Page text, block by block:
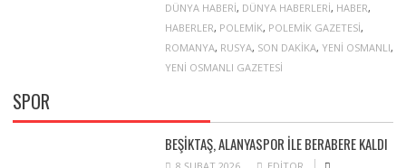
DÜNYA HABERI, DÜNYA HABERLERI, HABER,
HABERLER, POLEMIK, POLEMIK GAZETESI,
ROMANYA, RUSYA, SON DAKIKA, YENI OSMANLI,
YENI OSMANLI GAZETESI
SPOR
BEŞIKTAŞ, ALANYASPOR ILE BERABERE KALDI